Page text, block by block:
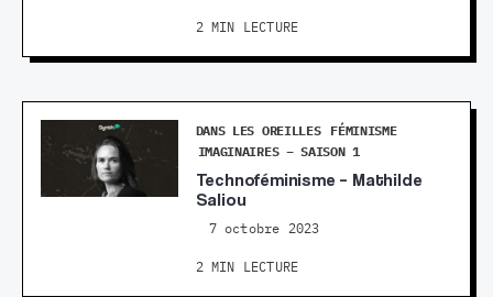
2 MIN LECTURE
DANS LES OREILLES
FÉMINISME
IMAGINAIRES – SAISON 1
Technoféminisme – Mathilde
Saliou
7 octobre 2023
2 MIN LECTURE